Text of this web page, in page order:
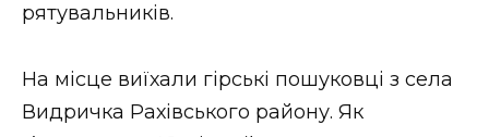
рятувальників.
На місце виїхали гірські пошуковці з села
Видричка Рахівського району. Як